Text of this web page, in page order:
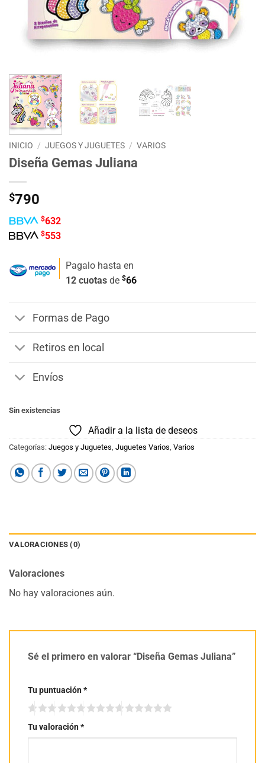
INICIO / JUEGOS Y JUGUETES / VARIOS
Diseña Gemas Juliana
$790
$632
$553
Pagalo hasta en
12 cuotas de $66
Formas de Pago
Retiros en local
Envíos
Sin existencias
Añadir a la lista de deseos
Categorías: Juegos y Juguetes Juguetes Varios Varios
VALORACIONES (0)
Valoraciones
No hay valoraciones aún.
Sé el primero en valorar “Diseña Gemas Juliana”
Tu puntuación*
Tu valoración*